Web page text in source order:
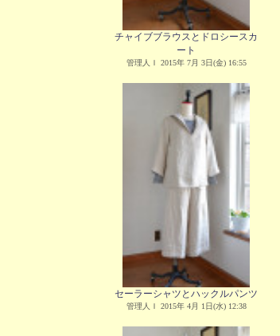
チャイブブラウスとドロシースカ
ート
管理人Ｉ 2015年 7月 3日(金) 16:55
セーラーシャツとハックルパンツ
管理人Ｉ 2015年 4月 1日(水) 12:38